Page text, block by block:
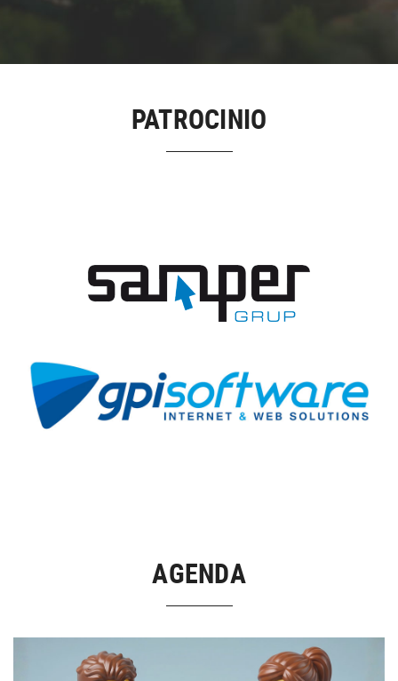
PATROCINIO
AGENDA